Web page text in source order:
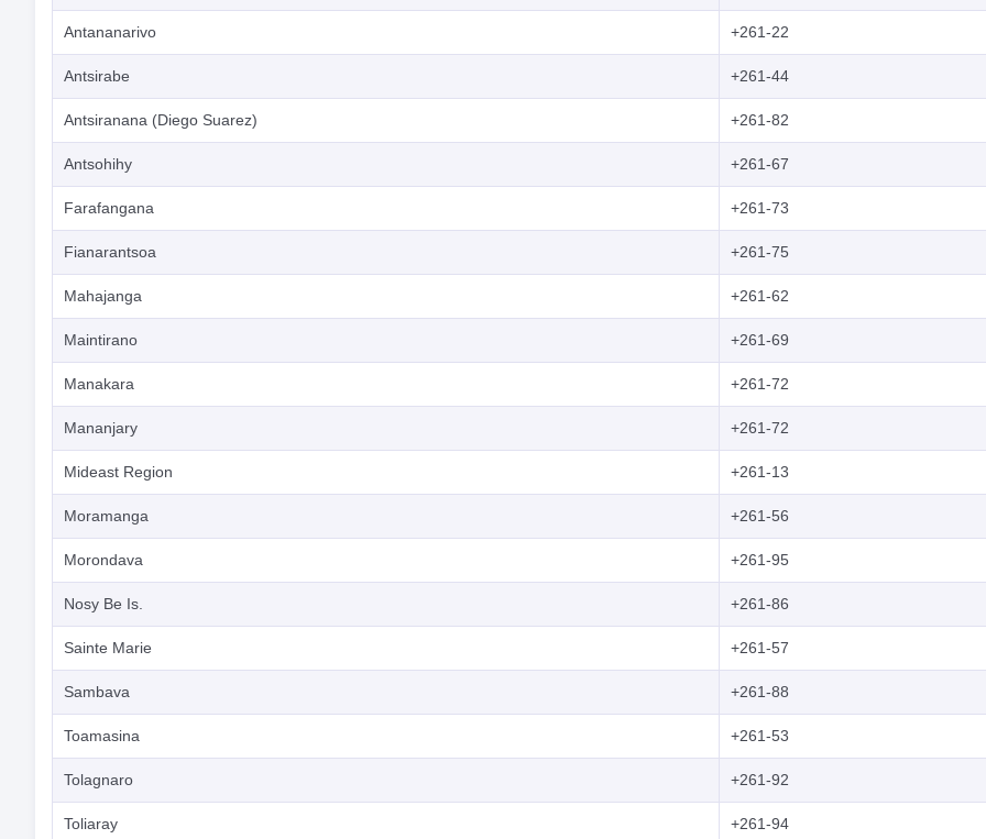
Antananarivo +261-22
Antsirabe +261-44
Antsiranana (Diego Suarez) +261-82
Antsohihy +261-67
Farafangana +261-73
Fianarantsoa +261-75
Mahajanga +261-62
Maintirano +261-69
Manakara +261-72
Mananjary +261-72
Mideast Region +261-13
Moramanga +261-56
Morondava +261-95
Nosy Be Is. +261-86
Sainte Marie +261-57
Sambava +261-88
Toamasina +261-53
Tolagnaro +261-92
Toliaray +261-94